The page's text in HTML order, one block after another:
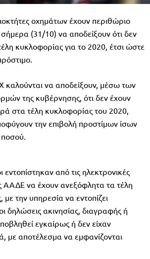
οχημάτων έχουν περιθώριο
σήμερα (31/10) να αποδείξουν ότι δεν
κυκλοφορίας για το 2020, έτσι ώστε
καλούνται να αποδείξουν, μέσω των
της κυβέρνησης, ότι δεν έχουν
στα τέλη κυκλοφορίας του 2020,
την επιβολή προστίμων ίσων
από τις ηλεκτρονικές
ΑΑΔΕ να έχουν ανεξόφλητα τα τέλη
με την υπηρεσία να εντοπίζει
δηλώσεις ακινησίας, διαγραφής ή
εγκαίρως ή δεν είχαν
με αποτέλεσμα να εμφανίζονται